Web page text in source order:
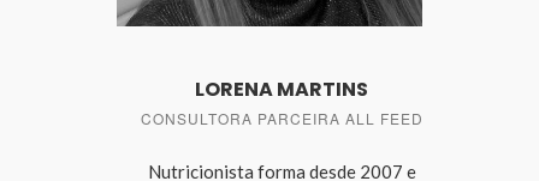
LORENA MARTINS
CONSULTORA PARCEIRA ALL FEED
Nutricionista forma desde 2007 e